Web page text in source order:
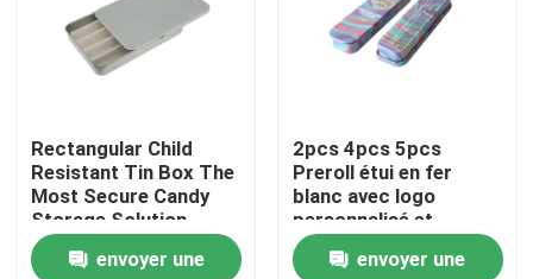
Maison
Rectangular Child
Resistant Tin Box The
Most Secure Candy
Storage Solution
envoyer une
2pcs 4pcs 5pcs
Preroll étui en fer
blanc avec logo
personnalisé et
différentes tailles
envoyer une